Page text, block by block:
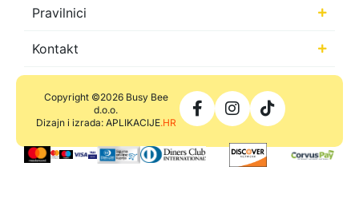
Pravilnici
Kontakt
Copyright ©2026 Busy Bee
d.o.o.
Dizajn i izrada: APLIKACIJE.HR